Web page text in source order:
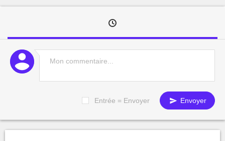
Entrée = Envoyer Envoyer